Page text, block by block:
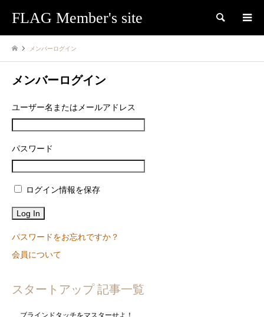
FLAG Member's site 検索
メンバーログイン
メンバーログイン
ユーザー名またはメールアドレス
パスワード
ログイン情報を保存
パスワードをお忘れですか？
会員について
スタートアップ 記事一覧
ブラインドタッチをマスターせよ！